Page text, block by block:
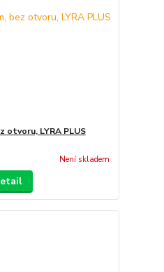
otvoru, LYRA PLUS
Není skladem